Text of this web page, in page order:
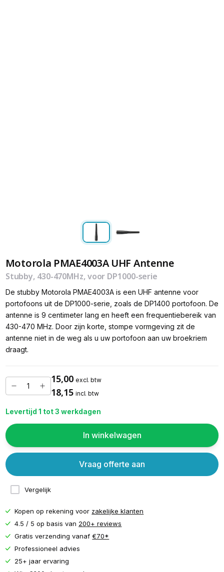
Motorola PMAE4003A UHF Antenne
Stubby, 430-470MHz, voor DP1000-serie
De stubby Motorola PMAE4003A is een UHF antenne voor
portofoons uit de DP1000-serie, zoals de DP1400 portofoon. De
antenne is 9 centimeter lang en heeft een frequentiebereik van
430-470 MHz. Door zijn korte, stompe vormgeving zit de
antenne niet in de weg als u uw portofoon aan uw broekriem
draagt.
15,00 excl. btw
18,15 incl. btw
Levertijd 1 tot 3 werkdagen
In winkelwagen
Vergelijk
Vraag offerte aan
Kopen op rekening voor zakelijke klanten
4.5 / 5 op basis van 200+ reviews
Gratis verzending vanaf€70*
Professioneel advies
25+ jaar ervaring